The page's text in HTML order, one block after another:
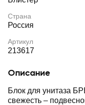
Страна
Россия
Артикул
213617
Описание
Блок для унитаза
свежесть –